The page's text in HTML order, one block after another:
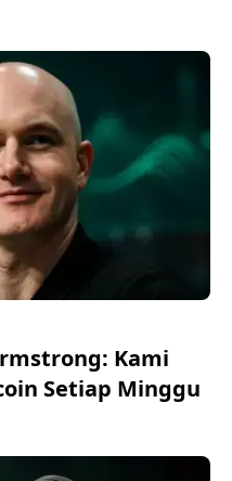
Kami
Setiap Minggu